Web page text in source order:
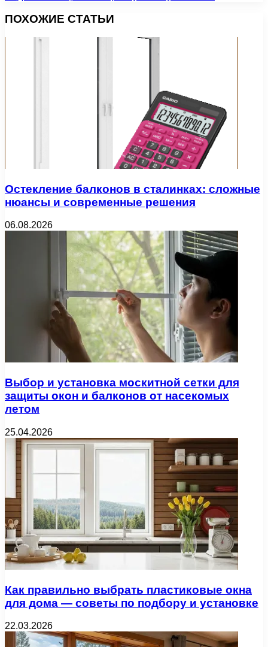
ПОХОЖИЕ СТАТЬИ
Остекление балконов в сталинках: сложные
нюансы и современные решения
06.08.2026
Выбор и установка москитной сетки для
защиты окон и балконов от насекомых
летом
25.04.2026
Как правильно выбрать пластиковые окна
для дома — советы по подбору и установке
22.03.2026